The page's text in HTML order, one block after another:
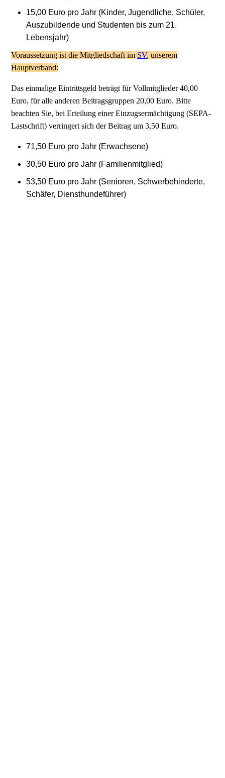
15,00 Euro pro Jahr (Kinder, Jugendliche, Schüler,
Auszubildende und Studenten bis zum 21.
Lebensjahr)
Voraussetzung ist die Mitgliedschaft im SV, unserem
Hauptverband:
Das einmalige Eintrittsgeld beträgt für Vollmitglieder 40,00
Euro, für alle anderen Beitragsgruppen 20,00 Euro. Bitte
beachten Sie, bei Erteilung einer Einzugsermächtigung (SEPA-
Lastschrift) verringert sich der Beitrag um 3,50 Euro.
71,50 Euro pro Jahr (Erwachsene)
30,50 Euro pro Jahr (Familienmitglied)
53,50 Euro pro Jahr (Senioren, Schwerbehinderte,
Schäfer, Diensthundeführer)